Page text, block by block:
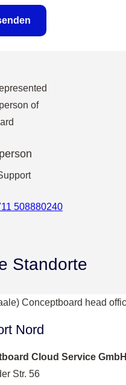
508880240
Standorte
Nord
Cloud Service GmbH
Str. 56